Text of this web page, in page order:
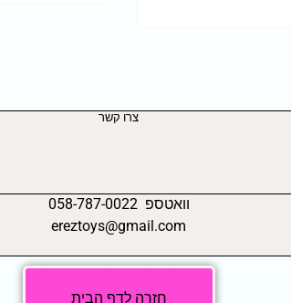
צרו קשר
וואטספ 058-787-0022
ereztoys@gmail.com
חזרה לדף הבית